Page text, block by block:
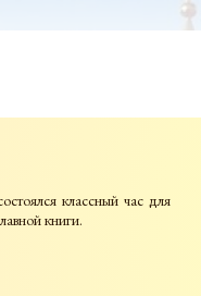
классный час для
книги.